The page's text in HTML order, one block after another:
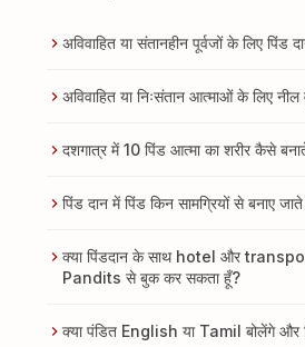
अविवाहित या संतानहीन पूर्वजों के लिए पिंड
अविवाहित या निःसंतान आत्माओं के लिए नील
दशगात्र में 10 पिंड आत्मा का शरीर कैसे
पिंड दान में पिंड किन सामग्रियों से बनाए
क्या पिंडदान के साथ hotel और
Pandits से बुक कर सकता हूँ?
क्या पंडित English या Tamil बोलेंगे और